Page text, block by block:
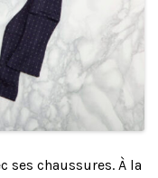
ses chaussures. À la